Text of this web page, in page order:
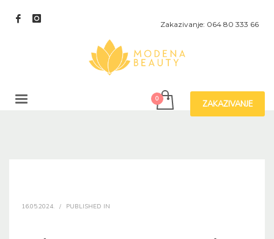
Zakazivanje: 064 80 333 66
ZAKAZIVANJE
16.05.2024. / PUBLISHED IN